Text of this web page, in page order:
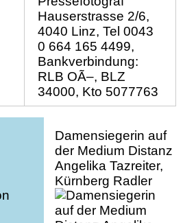
Hauserstrasse 2/6,
4040 Linz, Tel 0043
0 664 165 4499,
Bankverbindung:
RLB OÃ–, BLZ
34000, Kto 5077763
Damensiegerin auf
der Medium Distanz
Angelika Tazreiter,
Kürnberg Radler
Damensiegerin auf
der Medium Distanz